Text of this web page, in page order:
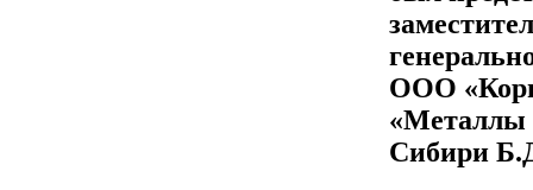
ООО
«Металлы
Сибири